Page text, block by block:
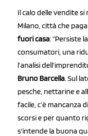
Il calo delle vendite
Milano, città che
fuori casa: “Persiste
consumatori, una
l’analisi
Bruno Barcella. Sul
pesche, nettarine e
facile, c’è
scorsi e per quanto
s'intende la buona